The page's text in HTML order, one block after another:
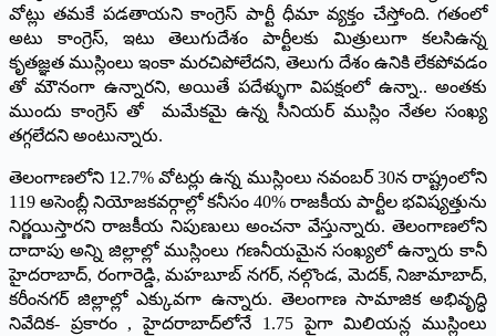
వోట్లు తమకే పడతాయని కాంగ్రెస్‌ పార్టీ ధీమా వ్యక్తం చేస్తోంది. గతంలో
అటు కాంగ్రెస్‌, ఇటు తెలుగుదేశం పార్టీలకు మిత్రులుగా కలసిఉన్న
కృతజ్ఞత ముస్లింలు ఇంకా మరచిపోలేదని, తెలుగు దేశం ఉనికి లేకపోవడం
తో మౌనంగా ఉన్నారని, అయితే పదేళ్ళుగా విపక్షంలో ఉన్నా.. అంతకు
ముందు కాంగ్రెస్‌ తో మమేకమై ఉన్న సీనియర్‌ ముస్లిం నేతల సంఖ్య
తగ్గలేదని అంటున్నారు.
తెలంగాణలోని 12.7% వోటర్లు ఉన్న ముస్లింలు నవంబర్‌ 30న రాష్ట్రంలోని
119 అసెంబ్లీ నియోజకవర్గాల్లో కనీసం 40% రాజకీయ పార్టీల భవిష్యత్తును
నిర్ణయిస్తారని రాజకీయ నిపుణులు అంచనా వేస్తున్నారు. తెలంగాణలోని
దాదాపు అన్ని జిల్లాల్లో ముస్లింలు గణనీయమైన సంఖ్యలో ఉన్నారు కానీ
హైదరాబాద్‌, రంగారెడ్డి, మహబూబ్‌ నగర్‌, నల్గొండ, మెదక్‌, నిజామాబాద్‌,
కరీంనగర్‌ జిల్లాల్లో ఎక్కువగా ఉన్నారు. తెలంగాణ సామాజిక అభివృద్ధి
నివేదిక- ప్రకారం , హైదరాబాద్‌లోనే 1.75 పైగా మిలియన్ల ముస్లింలు